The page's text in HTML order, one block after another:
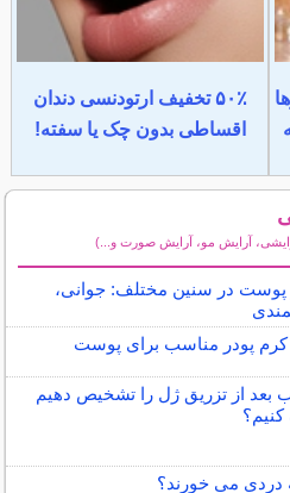
۵۰٪ تخفیف ارتودنسی دندان
اقساطی بدون چک یا سفته!
آرایش مو، آرایش صورت و...)
پوست در سنین مختلف: جوانی،
کرم پودر مناسب برای پوست
بعد از تزریق ژل را تشخیص دهیم
دردی می خورند؟